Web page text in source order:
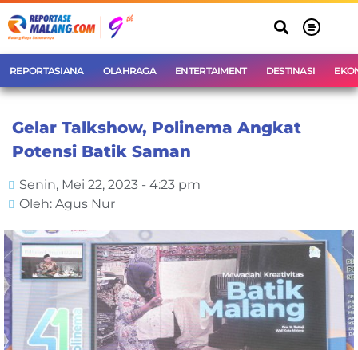
REPORTASIANA OLAHRAGA ENTERTAIMENT DESTINASI
Gelar Talkshow, Polinema Angkat
Potensi Batik Saman
Senin, Mei 22, 2023 - 4:23 pm
Oleh: Agus Nur